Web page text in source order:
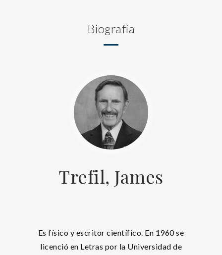
Biografía
Trefil, James
Es físico y escritor científico. En 1960 se
licenció en Letras por la Universidad de